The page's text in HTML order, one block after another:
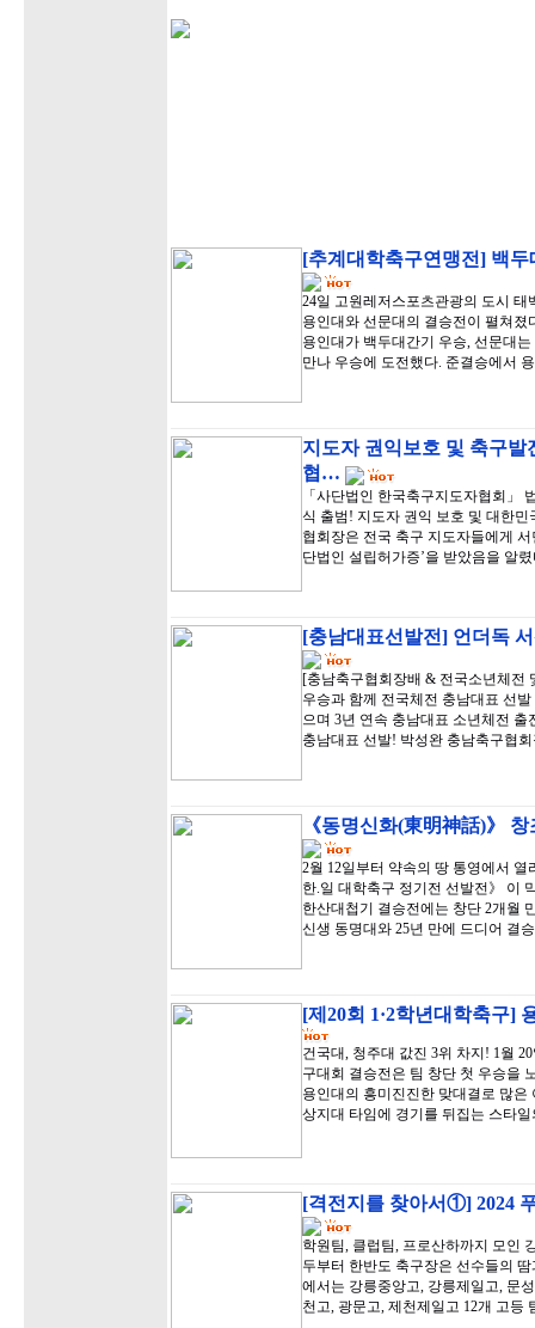
[추계대학축구연맹전] 백
24일 고원레저스포츠관광의 도시
용인대와 선문대의 결승전이 펼쳐졌
용인대가 백두대간기 우승, 선문대
만나 우승에 도전했다. 준결승에서
지도자 권익보호 및 축구
협…
「사단법인 한국축구지도자협회」
식 출범! 지도자 권익 보호 및 대한
협회장은 전국 축구 지도자들에게
단법인 설립허가증’을 받았음을 알
[충남대표선발전] 언더독
[충남축구협회장배 & 전국소년체전
우승과 함께 전국체전 충남대표 선
으며 3년 연속 충남대표 소년체전
충남대표 선발! 박성완 충남축구협
《동명신화(東明神話)》
2월 12일부터 약속의 땅 통영에서
한.일 대학축구 정기전 선발전》 이
한산대첩기 결승전에는 창단 2개월
신생 동명대와 25년 만에 드디어 결
[제20회 1·2학년대학축구]
건국대, 청주대 값진 3위 차지! 1월
구대회 결승전은 팀 창단 첫 우승을
용인대의 흥미진진한 맞대결로 많
상지대 타임에 경기를 뒤집는 스타
[격전지를 찾아서①] 2024
학원팀, 클럽팀, 프로산하까지 모인
두부터 한반도 축구장은 선수들의
에서는 강릉중앙고, 강릉제일고, 문
천고, 광문고, 제천제일고 12개 고등